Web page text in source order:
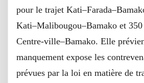
pour le trajet
Kati–Malibougou–Bamako et
Centre-ville–Bamako. Elle
manquement expose les
prévues par la loi en matière de